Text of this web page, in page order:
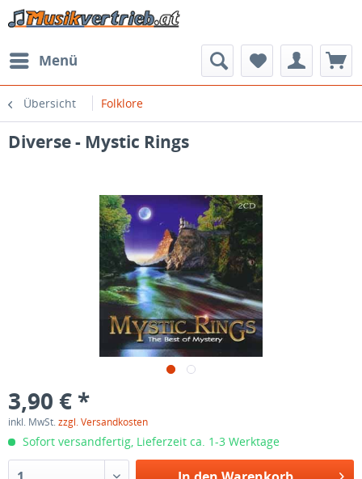
Menü
Übersicht Folklore
Diverse - Mystic Rings
3,90 € *
inkl. MwSt.zzgl. Versandkosten
Sofort versandfertig, Lieferzeit ca. 1-3 Werktage